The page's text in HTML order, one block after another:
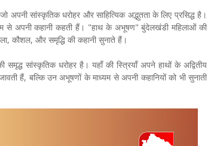
सांस्कृतिक धरोहर और साहित्यिक अद्भुतता के लिए प्रसिद्ध है।
से अपनी कहानी कहती हैं। "हाथ के अभूषण" बुंदेलखंडी महिलाओं की
कौशल, और समृद्धि की कहानी सुनाते हैं।
सांस्कृतिक धरोहर है। यहाँ की स्त्रियाँ अपने हाथों के अद्वितीय
हैं, बल्कि उन अभूषणों के माध्यम से अपनी कहानियों को भी सुनाती